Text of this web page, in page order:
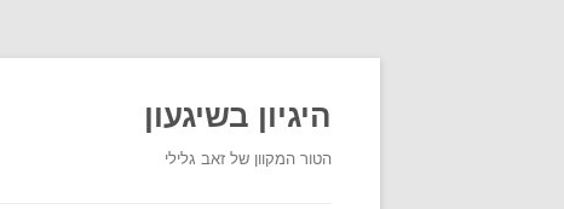
היגיון בשיגעון
הטור המקוון של זאב גלילי